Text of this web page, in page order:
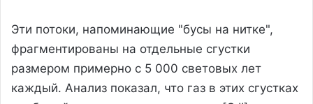
Эти потоки, напоминающие "бусы на нитке",
фрагментированы на отдельные сгустки
размером примерно с 5 000 световых лет
каждый. Анализ показал, что газ в этих сгустках